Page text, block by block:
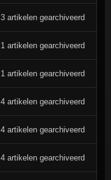
3 artikelen gearchiveerd
1 artikelen gearchiveerd
1 artikelen gearchiveerd
4 artikelen gearchiveerd
4 artikelen gearchiveerd
4 artikelen gearchiveerd